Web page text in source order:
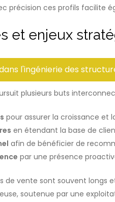
précision ces profils facilite
et enjeux
l'ingénierie des
plusieurs buts
pour assurer la croissance et
en étendant la base de
afin de bénéficier de
par une présence
de vente sont souvent
soutenue par une